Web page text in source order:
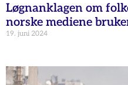
Løgnanklagen om
norske mediene
19. juni 2024